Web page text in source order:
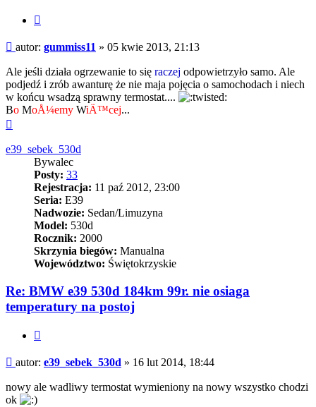
Post
autor: gummiss11 » 05 kwie 2013, 21:13
Ale jeśli działa ogrzewanie to się raczej odpowietrzyło samo. Ale
podjedź i zrób awanturę że nie maja pojęcia o samochodach i niech
w końcu wsadzą sprawny termostat....
Bo MoÅ¼emy WiÄ™cej...
e39_sebek_530d
Bywalec
Posty: 33
Rejestracja: 11 paź 2012, 23:00
Seria: E39
Nadwozie: Sedan/Limuzyna
Model: 530d
Rocznik: 2000
Skrzynia biegów: Manualna
Województwo: Świętokrzyskie
Re: BMW e39 530d 184km 99r. nie osiaga
temperatury na postoj
Post
autor: e39_sebek_530d » 16 lut 2014, 18:44
nowy ale wadliwy termostat wymieniony na nowy wszystko chodzi
ok